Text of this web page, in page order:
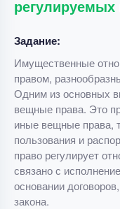
Задание:
Имущественные
правом,
Одним из основных
вещные права. Это
иные вещные права,
пользования и
право регулирует
связано с
основании
закона.